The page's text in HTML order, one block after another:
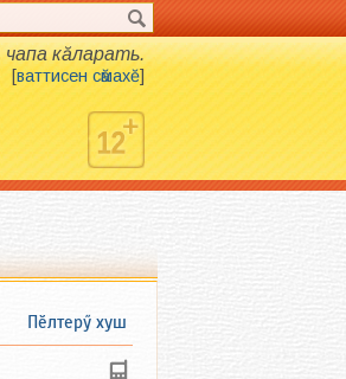
кӑларать.
[ваттисен сӑмахӗ]
Пӗлтерӳ хуш